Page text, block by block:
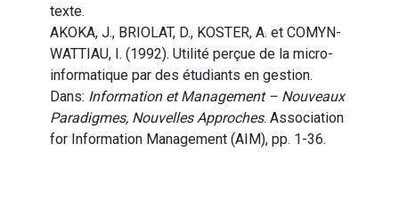
texte.
AKOKA, J., BRIOLAT, D., KOSTER, A. et COMYN-
WATTIAU, I. (1992). Utilité perçue de la micro-
informatique par des étudiants en gestion.
Dans: Information et Management – Nouveaux
Paradigmes, Nouvelles Approches. Association
for Information Management (AIM), pp. 1-36.